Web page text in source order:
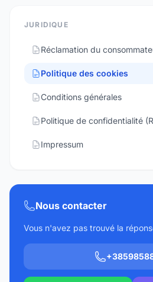
JURIDIQUE
Réclamation du
Politique des cookies
Conditions générales
Politique de confidentialité
Impressum
Nous contacter
Vous n'avez pas trouvé la